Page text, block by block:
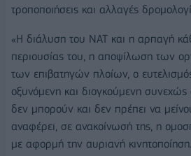
τροποποιήσεις και αλλαγές
«Η διάλυση του ΝΑΤ και η αρπαγή
περιουσίας του, η αποψίλωση των
των επιβατηγών πλοίων, ο
οξυνόμενη και διογκούμενη
δεν μπορούν και δεν πρέπει να
αναφέρει, σε ανακοίνωσή της, η
με αφορμή την αυριανή κινητοποίηση.